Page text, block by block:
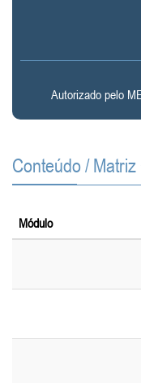
Autorizado pelo
Conteúdo /
Módulo